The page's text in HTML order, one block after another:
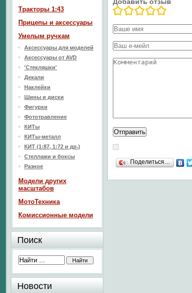
Поделиться…
Тракторы 1:43
Прицепы и аксессуары
Умелым ручкам
Аксессуары для моделей
Аксессуары от AVD
'Стекляшки'
Декали
Наклейки
Шины и диски
Фигурки
Фототравление
КИТы
КИТы-металл
КИТ (1:87, 1:72 и др.)
Стеллажи и боксы
Разное
Модели других
масштабов
МотоТехника
Комиссионные модели
Поиск
Новости